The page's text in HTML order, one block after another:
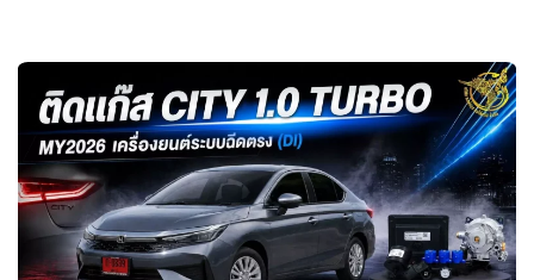
ติดแก๊ส Honda City 1.0 Turbo MY2026 ชุดแก๊ส Prins Technomax DI หงษ์ทอง
แก๊ส